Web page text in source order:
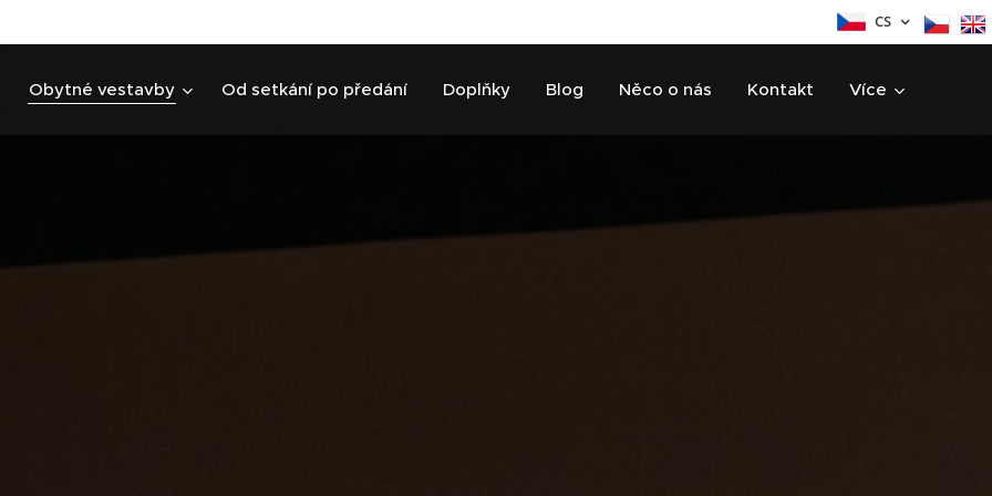
CS
Obytné vestavby Od setkání po předání Doplňky Blog Něco o nás Kontakt Více